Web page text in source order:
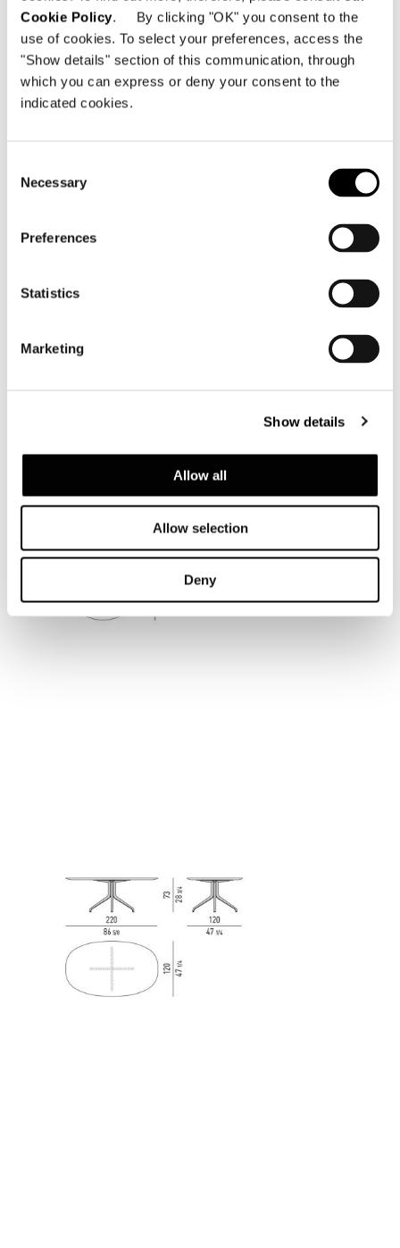
Cookie Policy. By clicking "OK" you consent to the
use of cookies. To select your preferences, access the
"Show details" section of this communication, through
which you can express or deny your consent to the
indicated cookies.
Selection
Necessary
Preferences
Statistics
Marketing
Show details
Allow all
Allow selection
Deny